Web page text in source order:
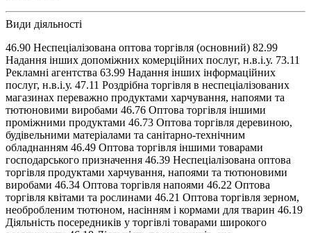
Види діяльності
46.90 Неспеціалізована оптова торгівля (основний) 82.99
Надання інших допоміжних комерційних послуг, н.в.і.у. 73.11
Рекламні агентства 63.99 Надання інших інформаційних
послуг, н.в.і.у. 47.11 Роздрібна торгівля в неспеціалізованих
магазинах переважно продуктами харчування, напоями та
тютюновими виробами 46.76 Оптова торгівля іншими
проміжними продуктами 46.73 Оптова торгівля деревиною,
будівельними матеріалами та санітарно-технічним
обладнанням 46.49 Оптова торгівля іншими товарами
господарського призначення 46.39 Неспеціалізована оптова
торгівля продуктами харчування, напоями та тютюновими
виробами 46.34 Оптова торгівля напоями 46.22 Оптова
торгівля квітами та рослинами 46.21 Оптова торгівля зерном,
необробленим тютюном, насінням і кормами для тварин 46.19
Діяльність посередників у торгівлі товарами широкого